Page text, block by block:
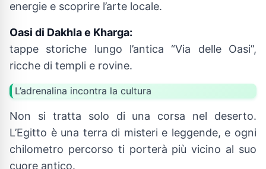
energie e scoprire l’arte locale.
Oasi di Dakhla e Kharga:
tappe storiche lungo l’antica “Via delle Oasi”,
ricche di templi e rovine.
L’adrenalina incontra la cultura
Non si tratta solo di una corsa nel deserto.
L’Egitto è una terra di misteri e leggende, e ogni
chilometro percorso ti porterà più vicino al suo
cuore antico.